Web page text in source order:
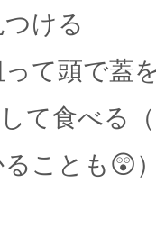
ける
て頭で蓋
て食べる
ることも😲